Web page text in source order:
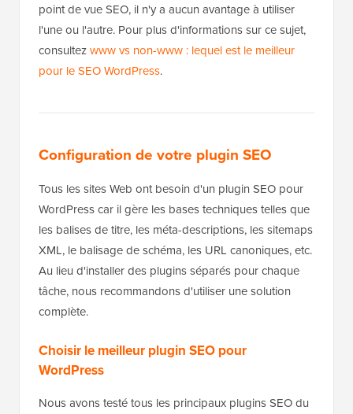
point de vue SEO, il n'y a aucun avantage à utiliser
l'une ou l'autre. Pour plus d'informations sur ce sujet,
consultezwww vs non-www : lequel est le meilleur
pour le SEO WordPress.
Configuration de votre plugin SEO
Tous les sites Web ont besoin d'un plugin SEO pour
WordPress car il gère les bases techniques telles que
les balises de titre, les méta-descriptions, les sitemaps
XML, le balisage de schéma, les URL canoniques, etc.
Au lieu d'installer des plugins séparés pour chaque
tâche, nous recommandons d'utiliser une solution
complète.
Choisir le meilleur plugin SEO pour
WordPress
Nous avons testé tous les principaux plugins SEO du